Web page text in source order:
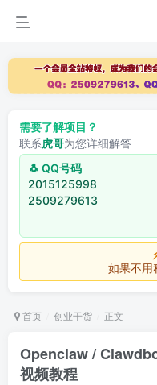
需要了解项目？
联系虎哥为您详细解答
🐧 QQ号码
2015125998
2509279613
如果不用积
首页 创业干货 正文
Openclaw /
视频教程